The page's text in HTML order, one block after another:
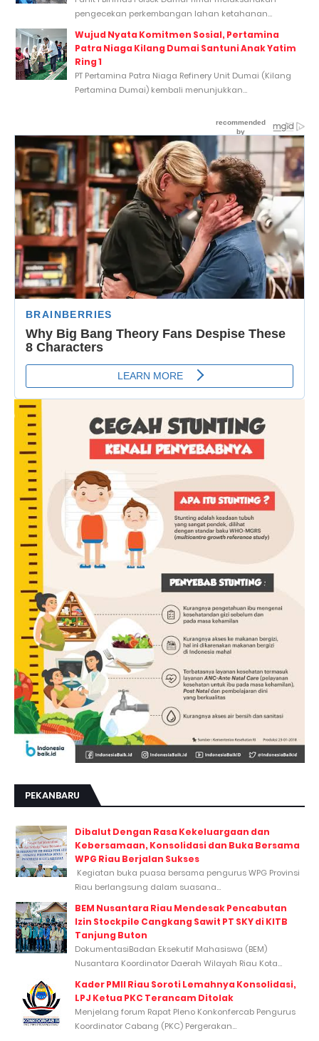
pengecekan perkembangan lahan ketahanan...
Wujud Nyata Komitmen Sosial, Pertamina
Patra Niaga Kilang Dumai Santuni Anak Yatim
Ring 1
PT Pertamina Patra Niaga Refinery Unit Dumai (Kilang
Pertamina Dumai) kembali menunjukkan...
PEKANBARU
Dibalut Dengan Rasa Kekeluargaan dan
Kebersamaan, Konsolidasi dan Buka Bersama
WPG Riau Berjalan Sukses
Kegiatan buka puasa bersama pengurus WPG Provinsi
Riau berlangsung dalam suasana...
BEM Nusantara Riau Mendesak Pencabutan
Izin Stockpile Cangkang Sawit PT SKY di KITB
Tanjung Buton
DokumentasiBadan Eksekutif Mahasiswa (BEM)
Nusantara Koordinator Daerah Wilayah Riau Kota...
Kader PMII Riau Soroti Lemahnya Konsolidasi,
LPJ Ketua PKC Terancam Ditolak
Menjelang forum Rapat Pleno Konkonfercab Pengurus
Koordinator Cabang (PKC) Pergerakan...